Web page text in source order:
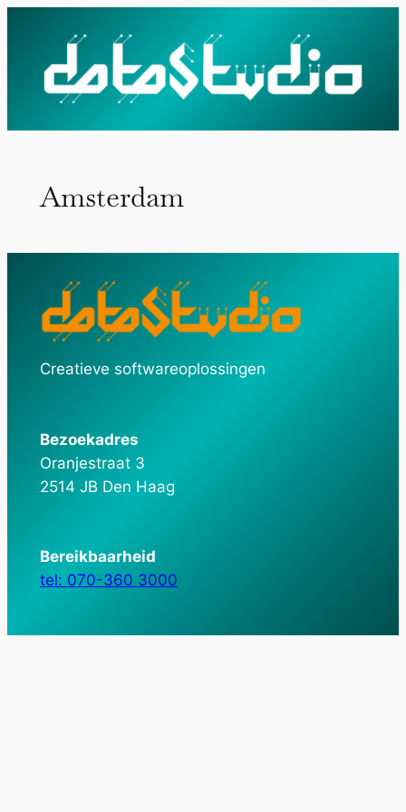
inhoud
Amsterdam
Creatieve softwareoplossingen
Bezoekadres
Oranjestraat 3
2514 JB Den Haag
Bereikbaarheid
tel: 070-360 3000